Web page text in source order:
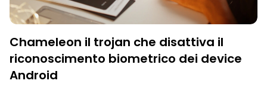
Chameleon il trojan che disattiva il
riconoscimento biometrico dei device
Android